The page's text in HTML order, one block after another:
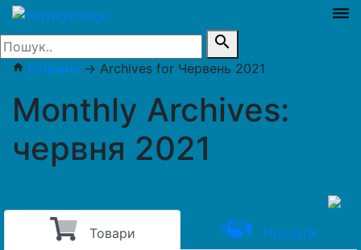
dehaze
search
home Головна → Archives for Червень 2021
Monthly Archives:
червня 2021
Товари
Послуги